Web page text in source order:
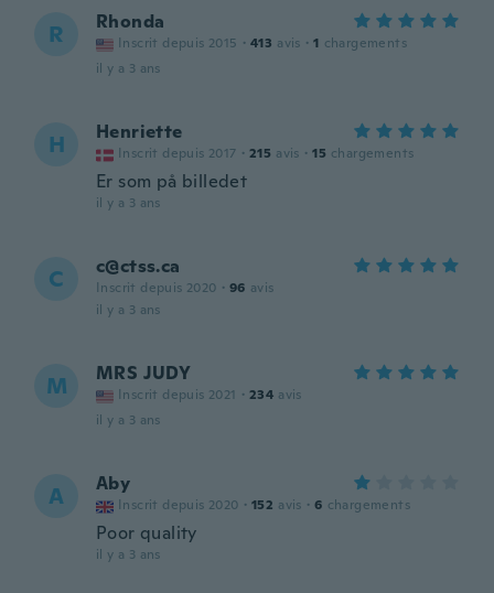
R Rhonda
Inscrit depuis 2015 · 413 avis · 1 chargements
il y a 3 ans
H Henriette
Inscrit depuis 2017 · 215 avis · 15 chargements
Er som på billedet
il y a 3 ans
C c@ctss.ca
Inscrit depuis 2020 · 96 avis
il y a 3 ans
M MRS JUDY
Inscrit depuis 2021 · 234 avis
il y a 3 ans
A Aby
Inscrit depuis 2020 · 152 avis · 6 chargements
Poor quality
il y a 3 ans